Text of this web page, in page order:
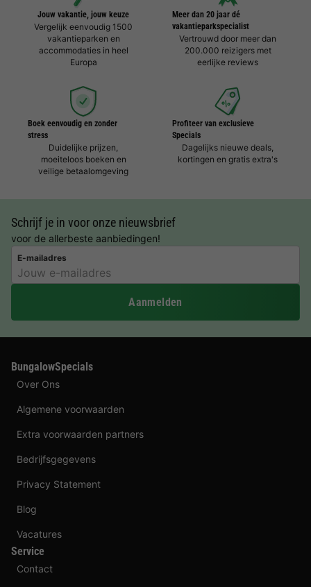
Jouw vakantie, jouw keuze
Vergelijk eenvoudig 1500
vakantieparken en
accommodaties in heel
Europa
Meer dan 20 jaar dé
vakantieparkspecialist
Vertrouwd door meer dan
200.000 reizigers met
eerlijke reviews
Boek eenvoudig en zonder
stress
Duidelijke prijzen,
moeiteloos boeken en
veilige betaalomgeving
Profiteer van exclusieve
Specials
Dagelijks nieuwe deals,
kortingen en gratis extra's
Schrijf je in voor onze nieuwsbrief
voor de allerbeste aanbiedingen!
E-mailadres
Aanmelden
BungalowSpecials
Over Ons
Algemene voorwaarden
Extra voorwaarden partners
Bedrijfsgegevens
Privacy Statement
Blog
Vacatures
Service
Contact